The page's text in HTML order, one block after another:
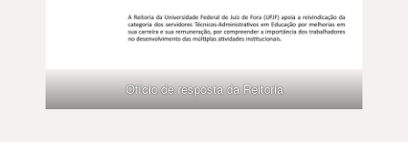
Ofício de resposta da Reitoria